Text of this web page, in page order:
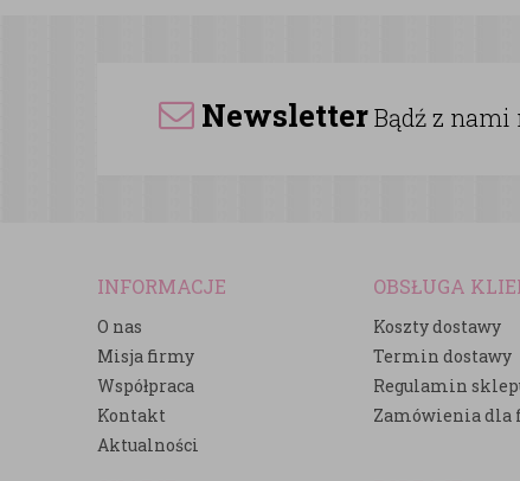
NewsletterBądź z nami
INFORMACJE
O nas
Misja firmy
Współpraca
Kontakt
Aktualności
OBSŁUGA
Koszty dostawy
Termin dostawy
Regulamin
Zamówienia dla